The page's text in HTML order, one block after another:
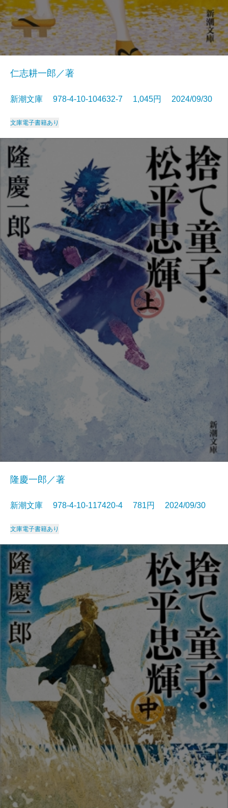
仁志耕一郎／著
新潮文庫 978-4-10-104632-7 1,045円 2024/09/30
文庫電子書籍あり
隆慶一郎／著
新潮文庫 978-4-10-117420-4 781円 2024/09/30
文庫電子書籍あり